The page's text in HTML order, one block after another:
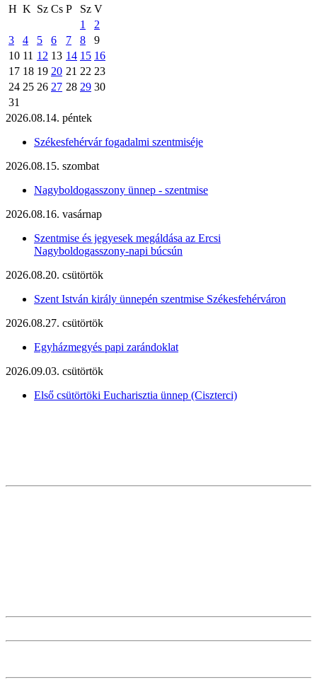
H K Sz Cs P Sz V
1
2
3
4 5 6 7 8
9
10 11 12 13 14 15 16
17 18 19 20 21 22 23
24 25 26 27 28 29 30
31
2026.08.14. péntek
Székesfehérvár fogadalmi szentmiséje
2026.08.15. szombat
Nagyboldogasszony ünnep - szentmise
2026.08.16. vasárnap
Szentmise és jegyesek megáldása az Ercsi
Nagyboldogasszony-napi búcsún
2026.08.20. csütörtök
Szent István király ünnepén szentmise Székesfehérváron
2026.08.27. csütörtök
Egyházmegyés papi zarándoklat
2026.09.03. csütörtök
Első csütörtöki Eucharisztia ünnep (Ciszterci)